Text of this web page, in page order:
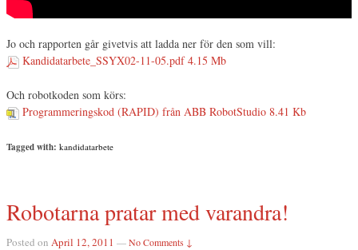
Jo och rapporten går givetvis att ladda ner för den som vill:
Kandidatarbete_SSYX02-11-05.pdf4.15 Mb
Och robotkoden som körs:
Programmeringskod (RAPID) från ABB RobotStudio 8.41 Kb
Tagged with: kandidatarbete
Robotarna pratar med varandra!
Posted on April 12, 2011 —No Comments ↓